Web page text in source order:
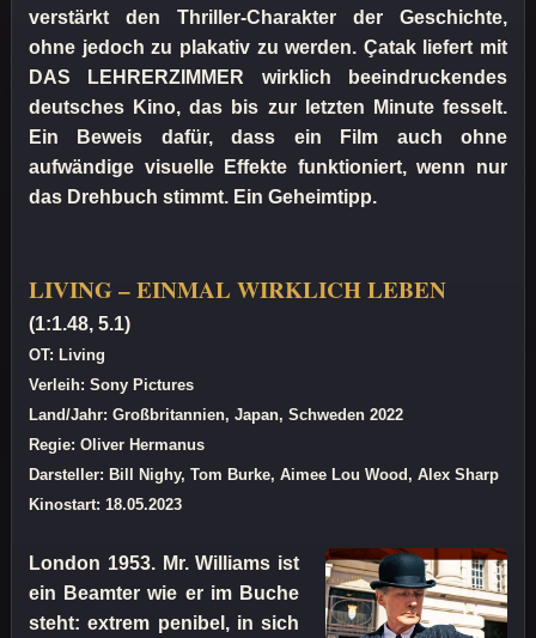
verstärkt den Thriller-Charakter der Geschichte,
ohne jedoch zu plakativ zu werden. Çatak liefert mit
DAS LEHRERZIMMER wirklich beeindruckendes
deutsches Kino, das bis zur letzten Minute fesselt.
Ein Beweis dafür, dass ein Film auch ohne
aufwändige visuelle Effekte funktioniert, wenn nur
das Drehbuch stimmt. Ein Geheimtipp.
LIVING – EINMAL WIRKLICH LEBEN
(1:1.48, 5.1)
OT: Living
Verleih: Sony Pictures
Land/Jahr: Großbritannien, Japan, Schweden 2022
Regie: Oliver Hermanus
Darsteller: Bill Nighy, Tom Burke, Aimee Lou Wood, Alex Sharp
Kinostart: 18.05.2023
London 1953. Mr. Williams ist
ein Beamter wie er im Buche
steht: extrem penibel, in sich